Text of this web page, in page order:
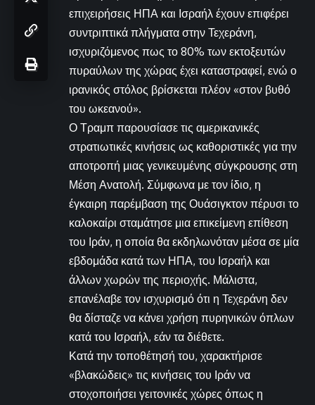
επιχειρήσεις ΗΠΑ και Ισραήλ έχουν επιφέρει
συντριπτικά πλήγματα στην Τεχεράνη,
ισχυριζόμενος πως το 80% των εκτοξευτών
πυραύλων της χώρας έχει καταστραφεί, ενώ ο
ιρανικός στόλος βρίσκεται πλέον «στον βυθό
του ωκεανού».
Ο Τραμπ παρουσίασε τις αμερικανικές
στρατιωτικές κινήσεις ως καθοριστικές για την
αποτροπή μιας γενικευμένης σύγκρουσης στη
Μέση Ανατολή. Σύμφωνα με τον ίδιο, η
έγκαιρη παρέμβαση της Ουάσιγκτον πέρυσι το
καλοκαίρι σταμάτησε μια επικείμενη επίθεση
του Ιράν, η οποία θα εκδηλωνόταν μέσα σε μία
εβδομάδα κατά των ΗΠΑ, του Ισραήλ και
άλλων χωρών της περιοχής. Μάλιστα,
επανέλαβε τον ισχυρισμό ότι η Τεχεράνη δεν
θα δίσταζε να κάνει χρήση πυρηνικών όπλων
κατά του Ισραήλ, εάν τα διέθετε.
Κατά την τοποθέτησή του, χαρακτήρισε
«βλακώδεις» τις κινήσεις του Ιράν να
στοχοποιήσει γειτονικές χώρες όπως η